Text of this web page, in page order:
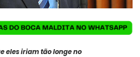
eles iriam tão longe no